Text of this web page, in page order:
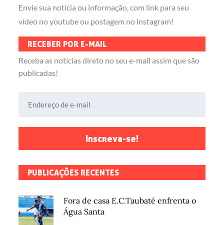
Envie sua notícia ou informação, com link para seu
vídeo no youtube ou postagem no instagram!
RECEBER POR E-MAIL
Receba as notícias direto no seu e-mail assim que são
publicadas!
Inscreva-se!
PUBLICAÇÕES RECENTES
Fora de casa E.C.Taubaté enfrenta o
Água Santa